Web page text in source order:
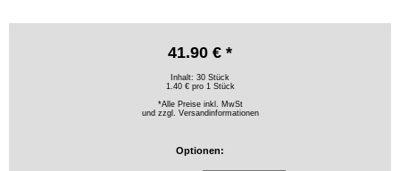
41.90 € *
Inhalt: 30 Stück
1.40 € pro 1 Stück
*Alle Preise inkl. MwSt
und zzgl. Versandinformationen
Optionen: